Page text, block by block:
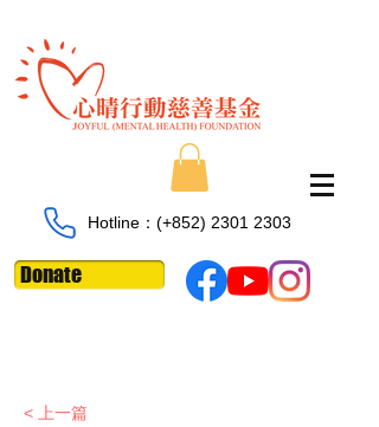
Hotline：​​(+852) 2301 2303
Donate
< 上一篇